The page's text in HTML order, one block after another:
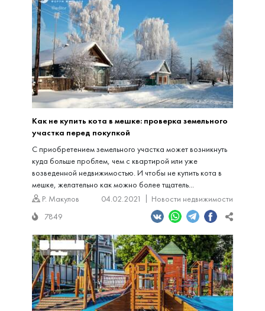
Как не купить кота в мешке: проверка земельного
участка перед покупкой
С приобретением земельного участка может возникнуть
куда больше проблем, чем с квартирой или уже
возведенной недвижимостью. И чтобы не купить кота в
мешке, желательно как можно более тщатель...
Р. Макулов
04.02.2021
Новости недвижимости
7849